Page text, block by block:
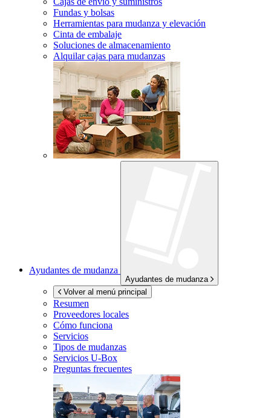
Fundas y bolsas
Herramientas para mudanza y elevación
Cinta de embalaje
Soluciones de almacenamiento
Alquilar cajas para mudanzas
Ayudantes de mudanza
Ayudantes de mudanza
Volver al menú principal
Resumen
Proveedores locales
Cómo funciona
Servicios
Tipos de mudanzas
Servicios U-Box
Preguntas frecuentes